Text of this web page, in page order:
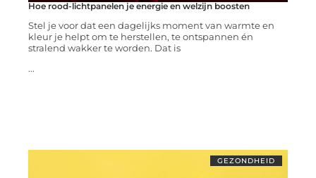
Hoe rood-lichtpanelen je energie en welzijn boosten
Stel je voor dat een dagelijks moment van warmte en
kleur je helpt om te herstellen, te ontspannen én
stralend wakker te worden. Dat is
...
GEZONDHEID